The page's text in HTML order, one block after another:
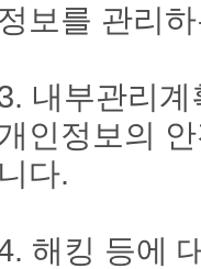
정보를 관리
내부관리
인정보의
니다.
해킹 등에